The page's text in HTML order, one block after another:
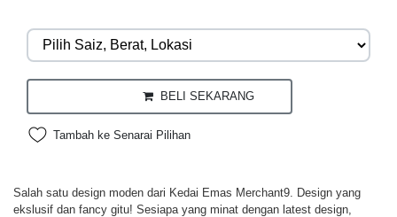
BELI SEKARANG
Tambah ke Senarai Pilihan
Salah satu design moden dari Kedai Emas Merchant9. Design yang
ekslusif dan fancy gitu! Sesiapa yang minat dengan latest design,